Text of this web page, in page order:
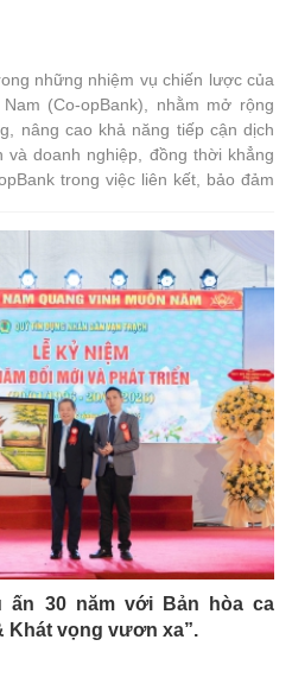
những nhiệm vụ chiến lược của
(Co-opBank), nhằm mở rộng
nâng cao khả năng tiếp cận dịch
và doanh nghiệp, đồng thời khẳng
trong việc liên kết, bảo đảm
ấn 30 năm với Bản hòa ca
Khát vọng vươn xa”.